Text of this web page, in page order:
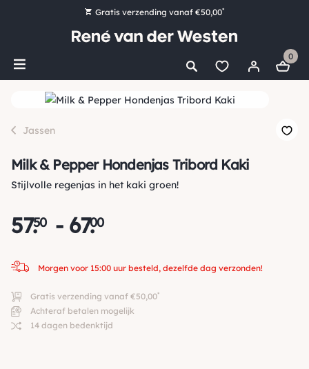
Gratis verzending vanaf €50,00*
Bestel nu, betaal later met Klarna
Ruim 16.000 artikelen op voorraad
0
Jassen
Milk & Pepper Hondenjas Tribord Kaki
Stijlvolle regenjas in het kaki groen!
57.
50 - 67.
00
Morgen voor 15:00 uur besteld, dezelfde dag verzonden!
Gratis verzending vanaf €50,00*
Achteraf betalen mogelijk
14 dagen bedenktijd